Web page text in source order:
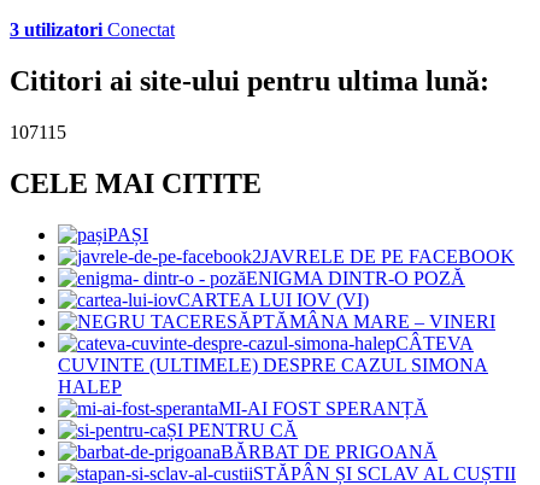
3 utilizatori Conectat
Cititori ai site-ului pentru ultima lună:
107115
CELE MAI CITITE
PAȘI
JAVRELE DE PE FACEBOOK
ENIGMA DINTR-O POZĂ
CARTEA LUI IOV (VI)
SĂPTĂMÂNA MARE – VINERI
CÂTEVA
CUVINTE (ULTIMELE) DESPRE CAZUL SIMONA
HALEP
MI-AI FOST SPERANȚĂ
ȘI PENTRU CĂ
BĂRBAT DE PRIGOANĂ
STĂPÂN ȘI SCLAV AL CUȘTII